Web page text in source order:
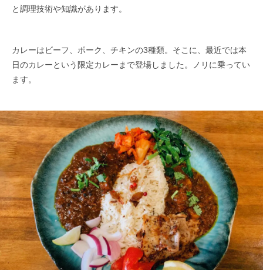
と調理技術や知識があります。​​
カレーはビーフ、ポーク、チキンの3種類。そこに、最近では本
日のカレーという限定カレーまで登場しました。ノリに乗ってい
ます。​